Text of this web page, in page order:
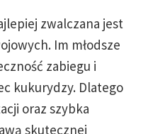
zwalczana jest
Im młodsze
zabiegu i
kukurydzy. Dlatego
oraz szybka
skutecznej